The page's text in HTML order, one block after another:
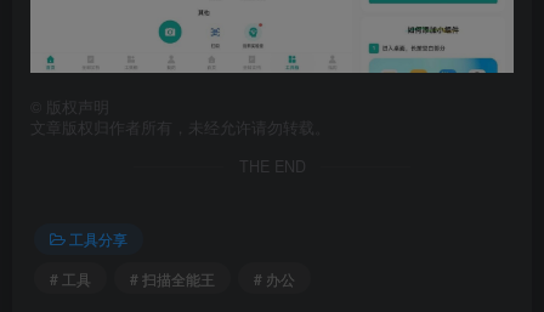
版权声明
文章版权归作者所有，未经允许请勿转载。
THE END
工具分享
# 工具
# 扫描全能王 # 办公